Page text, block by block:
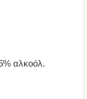
αλκοόλ.